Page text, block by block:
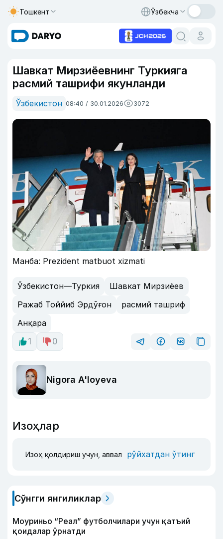
Тошкент Ўзбекча
Шавкат Мирзиёевнинг Туркияга
расмий ташрифи якунланди
Ўзбекистон 08:40 / 30.01.2026 3072
Манба: Prezident matbuot xizmati
Ўзбекистон—Туркия
Шавкат Мирзиёев
Ражаб Тоййиб Эрдўғон
расмий ташриф
Анқара
1
0
Nigora A'loyeva
Изоҳлар
Изоҳ қолдириш учун, аввал рўйхатдан ўтинг
Сўнгги янгиликлар
Моуриньо “Реал” футболчилари учун қатъий
қоидалар ўрнатди